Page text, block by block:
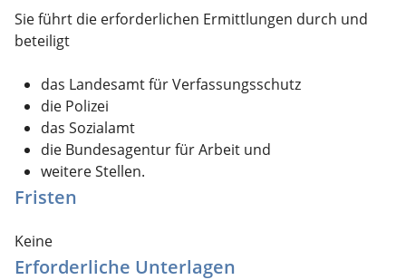
Sie führt die erforderlichen Ermittlungen durch und
beteiligt
das Landesamt für Verfassungsschutz
die Polizei
das Sozialamt
die Bundesagentur für Arbeit und
weitere Stellen.
Fristen
Keine
Erforderliche Unterlagen